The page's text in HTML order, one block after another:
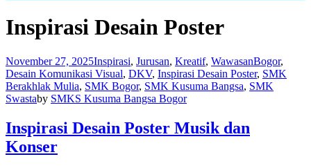
Inspirasi Desain Poster
November 27, 2025Inspirasi, Jurusan, Kreatif, WawasanBogor,
Desain Komunikasi Visual, DKV, Inspirasi Desain Poster, SMK
Berakhlak Mulia, SMK Bogor, SMK Kusuma Bangsa, SMK
Swastaby SMKS Kusuma Bangsa Bogor
Inspirasi Desain Poster Musik dan
Konser